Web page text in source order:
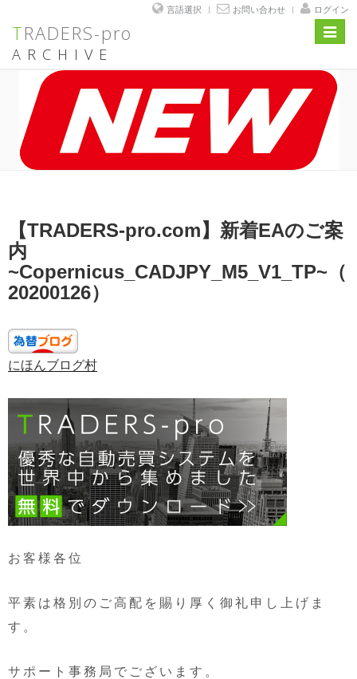
TRADERS-pro
ARCHIVE
言語選択 お問い合わせ ログイン
日:
【TRADERS-pro.com】新着EAのご案
内
~Copernicus_CADJPY_M5_V1_TP~（
20200126）
にほんブログ村
お客様各位
平素は格別のご高配を賜り厚く御礼申し上げま
す。
サポート事務局でございます。